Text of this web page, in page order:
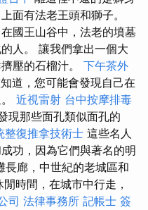
面有法老王頭和獅子。
國王山谷中，法老的墳墓
人。 讓我們拿出一個大
壓的石榴汁。 下午茶外
道，您可能會發現自己在
近視雷射 台中按摩排毒
現那些面孔類似面孔的
整復推拿技術士 這些名人
功，因為它們與著名的明
廊，中世紀的老城區和
閒時間，在城市中行走，
司 法律事務所 記帳士 簽